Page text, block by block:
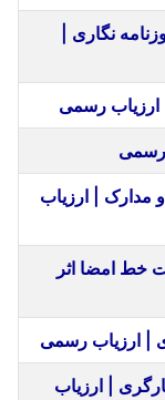
نگاری |
رسمی
رسمی
مدارک | ارزیاب
امضا اثر
| ارزیاب رسمی
| ارزیاب